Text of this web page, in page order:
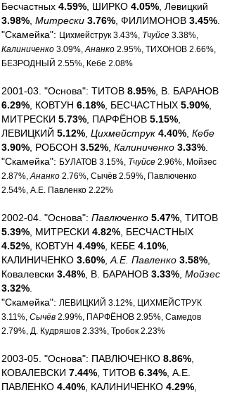
Бесчастных 4.59% , ШИРКО 4.05% , Левицкий
3.98% Митрески 3.76% , ФИЛИМОНОВ 3.45%
"Скамейка": Цихмейструк 3.43%, Тчуйсе 3.38%,
Калиниченко 3.09%,Ананко 2.95%, ТИХОНОВ 2.66%,
БЕЗРОДНЫЙ 2.55%, Кебе 2.08%
2001-03. "Основа": ТИТОВ 8.95% , В. БАРАНОВ
6.29% , КОВТУН 6.18% , БЕСЧАСТНЫХ 5.90%
МИТРЕСКИ 5.73% , ПАРФЁНОВ 5.15%
ЛЕВИЦКИЙ 5.12% Цихмейструк 4.40% Кебе
3.90% , РОБСОН 3.52% Калиниченко 3.33%
"Скамейка": БУЛАТОВ 3.15%, Тчуйсе 2.96%, Мойзес
2.87%,Ананко 2.76%, Сычёв 2.59%, Павлюченко
2.54%, А.Е. Павленко 2.22%
2002-04. "Основа": Павлюченко 5.47% , ТИТОВ
5.39% , МИТРЕСКИ 4.82% , БЕСЧАСТНЫХ
4.52% , КОВТУН 4.49% , КЕБЕ 4.10%
КАЛИНИЧЕНКО 3.60% А.Е. Павленко 3.58%
Ковалевски 3.48% , В. БАРАНОВ 3.33% Мойзес
3.32%
"Скамейка": ЛЕВИЦКИЙ 3.12%, ЦИХМЕЙСТРУК
3.11%, Сычёв 2.99%, ПАРФЁНОВ 2.95%, Самедов
2.79%, Д. Кудряшов 2.33%, Тробок 2.23%
2003-05. "Основа": ПАВЛЮЧЕНКО 8.86%
КОВАЛЕВСКИ 7.44% , ТИТОВ 6.34% , А.Е.
ПАВЛЕНКО 4.40% , КАЛИНИЧЕНКО 4.29%